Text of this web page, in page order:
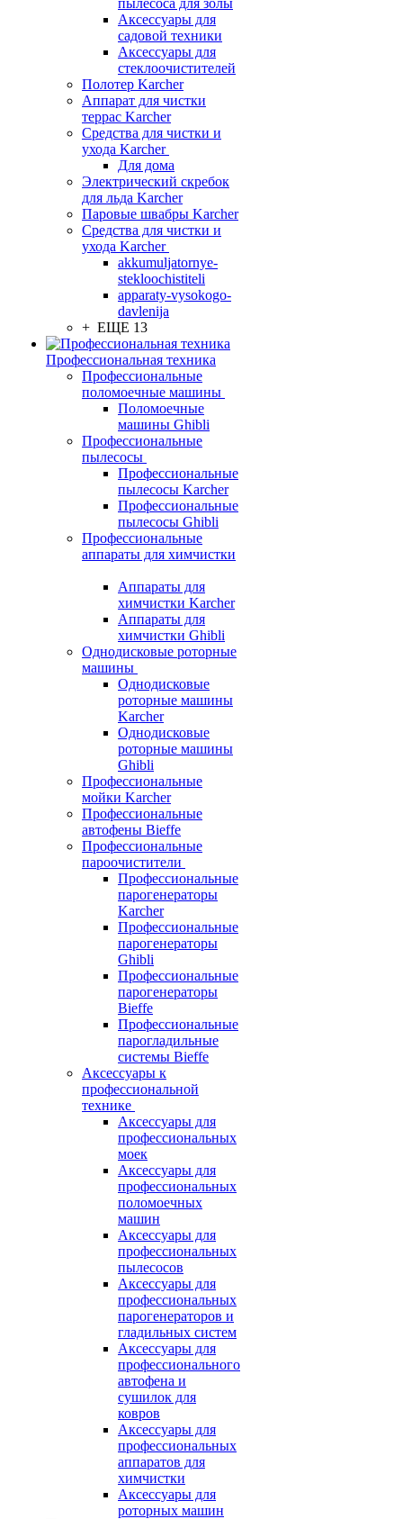
пылесоса для золы
Аксессуары для
садовой техники
Аксессуары для
стеклоочистителей
Полотер Karcher
Аппарат для чистки
террас Karcher
Средства для чистки и
ухода Karcher
Для дома
Электрический скребок
для льда Karcher
Паровые швабры Karcher
Средства для чистки и
ухода Karcher
akkumuljatornye-
stekloochistiteli
apparaty-vysokogo-
davlenija
+ ЕЩЕ 13
Профессиональная техника
Профессиональные
поломоечные машины
Поломоечные
машины Ghibli
Профессиональные
пылесосы
Профессиональные
пылесосы Karcher
Профессиональные
пылесосы Ghibli
Профессиональные
аппараты для химчистки
Аппараты для
химчистки Karcher
Аппараты для
химчистки Ghibli
Однодисковые роторные
машины
Однодисковые
роторные машины
Karcher
Однодисковые
роторные машины
Ghibli
Профессиональные
мойки Karcher
Профессиональные
автофены Bieffe
Профессиональные
пароочистители
Профессиональные
парогенераторы
Karcher
Профессиональные
парогенераторы
Ghibli
Профессиональные
парогенераторы
Bieffe
Профессиональные
парогладильные
системы Bieffe
Аксессуары к
профессиональной
технике
Аксессуары для
профессиональных
моек
Аксессуары для
профессиональных
поломоечных
машин
Аксессуары для
профессиональных
пылесосов
Аксессуары для
профессиональных
парогенераторов и
гладильных систем
Аксессуары для
профессионального
автофена и
сушилок для
ковров
Аксессуары для
профессиональных
аппаратов для
химчистки
Аксессуары для
роторных машин